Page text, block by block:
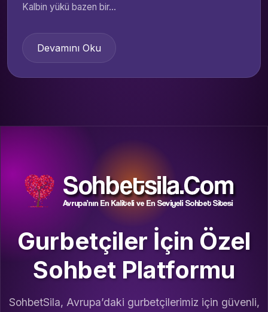
Kalbin yükü bazen bir...
Devamını Oku
Gurbetçiler İçin Özel
Sohbet Platformu
SohbetSila, Avrupa’daki gurbetçilerimiz için güvenli,